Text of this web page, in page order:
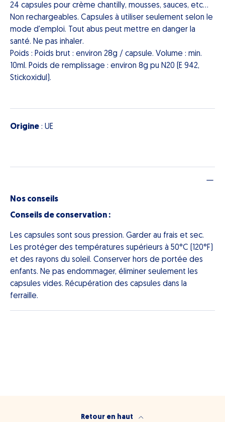
24 capsules pour crème chantilly, mousses, sauces, etc...
Non rechargeables. Capsules à utiliser seulement selon le
mode d'emploi. Tout abus peut mettre en danger la
santé. Ne pas inhaler.
Poids : Poids brut : environ 28g / capsule. Volume : min.
10ml. Poids de remplissage : environ 8g pu N20 (E 942,
Stickoxidul).
Origine : UE
Nos conseils
Conseils de conservation :
Les capsules sont sous pression. Garder au frais et sec.
Les protéger des températures supérieurs à 50°C (120°F)
et des rayons du soleil. Conserver hors de portée des
enfants. Ne pas endommager, éliminer seulement les
capsules vides. Récupération des capsules dans la
ferraille.
Retour en haut